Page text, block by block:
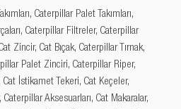
Caterpillar Palet Takımları,
Caterpillar Filtreler, Caterpillar
Zincir, Cat Bıçak, Caterpillar Tırnak,
Palet Zinciri, Caterpillar Riper,
Cat İstikamet Tekeri, Cat Keçeler,
Aksesuarları, Cat Makaralar,